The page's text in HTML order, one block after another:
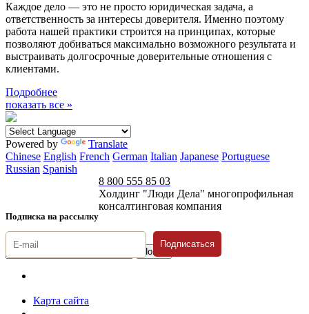
Каждое дело — это не просто юридическая задача, а
ответственность за интересы доверителя. Именно поэтому
работа нашей практики строится на принципах, которые
позволяют добиваться максимально возможного результата и
выстраивать долгосрочные доверительные отношения с
клиентами.
Подробнее
показать все »
Powered by
Translate
Chinese English French German Italian Japanese Portuguese
Russian Spanish
Подписка на рассылку
8 800 555 85 03
Холдинг "Люди Дела" многопрофильная
консалтинговая компания
Подписаться
Карта сайта